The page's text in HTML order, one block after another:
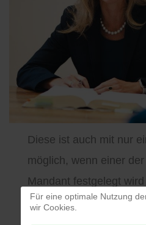
Diese ist auch mit nur
möglich, wenn einer
Mandant festgelegt
Ehegatte keinen
beauftragt. Es besteht
Für eine optimale Nutzung
wir Cookies.